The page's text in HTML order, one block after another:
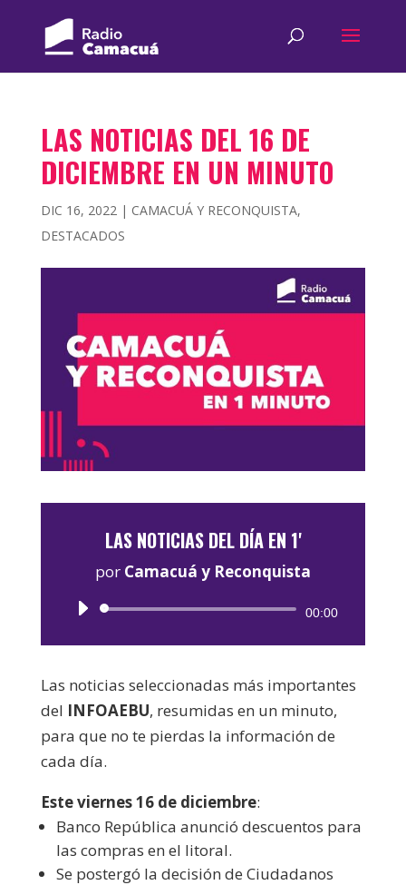
LAS NOTICIAS DEL 16 DE
DICIEMBRE EN UN MINUTO
DIC 16, 2022| CAMACUÁ Y RECONQUISTA,
DESTACADOS
LAS NOTICIAS DEL DÍA EN 1'
por Camacuá y Reconquista
Reproductor
00:00
Las noticias seleccionadas más importantes
del INFOAEBU, resumidas en un minuto,
para que no te pierdas la información de
cada día.
Este viernes 16 de diciembre:
Banco República anunció descuentos para
las compras en el litoral.
Se postergó la decisión de Ciudadanos